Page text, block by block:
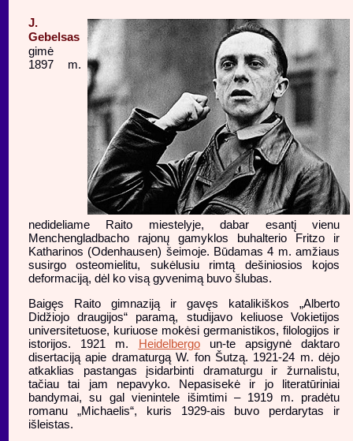
J.
Gebelsas
gimė
1897 m.
nedideliame Raito miestelyje, dabar esantį vienu
Menchengladbacho rajonų gamyklos buhalterio Fritzo ir
Katharinos (Odenhausen) šeimoje. Būdamas 4 m. amžiaus
susirgo osteomielitu, sukėlusiu rimtą dešiniosios kojos
deformaciją, dėl ko visą gyvenimą buvo šlubas.
Baigęs Raito gimnaziją ir gavęs katalikiškos „Alberto
Didžiojo draugijos“ paramą, studijavo keliuose Vokietijos
universitetuose, kuriuose mokėsi germanistikos, filologijos ir
istorijos. 1921 m. Heidelbergoun-te apsigynė daktaro
disertaciją apie dramaturgą W. fon Šutzą. 1921-24 m. dėjo
atkaklias pastangas įsidarbinti dramaturgu ir žurnalistu,
tačiau tai jam nepavyko. Nepasisekė ir jo literatūriniai
bandymai, su gal vienintele išimtimi – 1919 m. pradėtu
romanu „Michaelis“, kuris 1929-ais buvo perdarytas ir
išleistas.